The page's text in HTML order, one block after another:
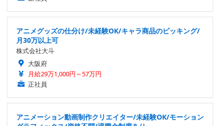
アニメグッズの仕分け/未経験OK/キャラ商品のピッキング/
月30万以上可
株式会社大斗
大阪府
月給29万1,000円～57万円
正社員
アニメーション動画制作クリエイター/未経験OK/モーション